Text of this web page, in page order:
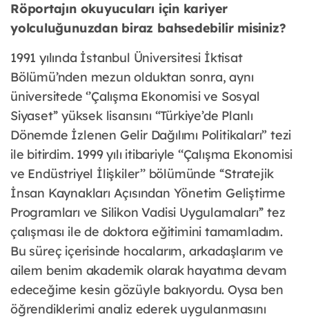
Röportajın okuyucuları için kariyer
yolculuğunuzdan biraz bahsedebilir misiniz?
1991 yılında İstanbul Üniversitesi İktisat
Bölümü’nden mezun olduktan sonra, aynı
üniversitede ‘’Çalışma Ekonomisi ve Sosyal
Siyaset’’ yüksek lisansını “Türkiye’de Planlı
Dönemde İzlenen Gelir Dağılımı Politikaları” tezi
ile bitirdim. 1999 yılı itibariyle ‘‘Çalışma Ekonomisi
ve Endüstriyel İlişkiler’’ bölümünde ‘‘Stratejik
İnsan Kaynakları Açısından Yönetim Geliştirme
Programları ve Silikon Vadisi Uygulamaları’’ tez
çalışması ile de doktora eğitimini tamamladım.
Bu süreç içerisinde hocalarım, arkadaşlarım ve
ailem benim akademik olarak hayatıma devam
edeceğime kesin gözüyle bakıyordu. Oysa ben
öğrendiklerimi analiz ederek uygulanmasını